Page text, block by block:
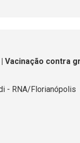
| Vacinação contra
- RNA/Florianópolis